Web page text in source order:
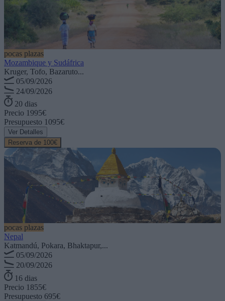
pocas plazas
Mozambique y Sudáfrica
Kruger, Tofo, Bazaruto...
05/09/2026
24/09/2026
20 dias
Precio 1995€
Presupuesto 1095€
Ver Detalles
Reserva de 100€
pocas plazas
Nepal
Katmandú, Pokara, Bhaktapur,...
05/09/2026
20/09/2026
16 dias
Precio 1855€
Presupuesto 695€